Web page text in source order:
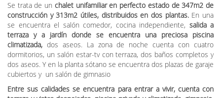
Se trata de un chalet unifamiliar en perfecto estado de 347m2 de
construcción y 313m2 útiles, distribuidos en dos plantas. En una
se encuentra el salón comedor, cocina independiente, salida a
terraza y a jardín donde se encuentra una preciosa piscina
climatizada, dos aseos. La zona de noche cuenta con cuatro
dormitorios, un salón estar-tv con terraza, dos baños completos y
dos aseos. Y en la planta sótano se encuentra dos plazas de garaje
cubiertos y un salón de gimnasio
Entre sus calidades se encuentra para entrar a vivir, cuenta con